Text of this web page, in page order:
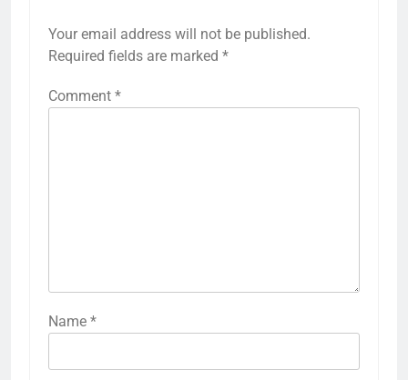
Your email address will not be published.
Required fields are marked *
Comment *
Name *